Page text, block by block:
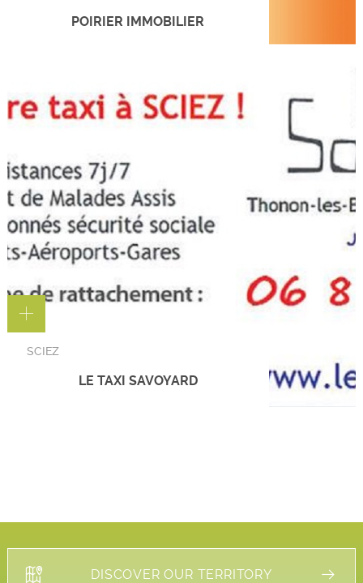
POIRIER IMMOBILIER
SCIEZ
LE TAXI SAVOYARD
DISCOVER OUR TERRITORY